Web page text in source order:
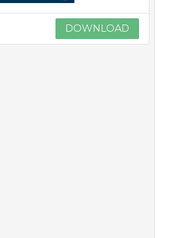
DOWNLOAD